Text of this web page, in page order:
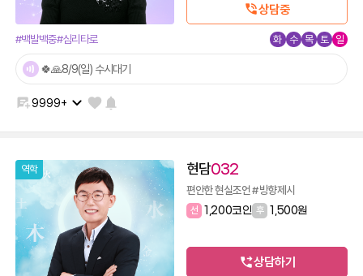
상담중
#백발백중#심리타로 화 수 목 토 일
🍀🙏8/9(일) 수시대기
9999+
역학 현담032
편안한 현실조언 # 방향제시
선 1,200코인 후 1,500원
상담하기